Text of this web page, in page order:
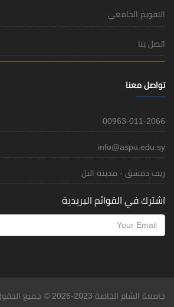
التقويم الجامعي
اتصل بنا
تواصل معنا
00963-011-2066
info@aspu.edu.sy
ريف دمشق - مدينة التل
اشترك في القوائم البريدية
جامعة الشام الخاصة 2023-2026 © جميع الحقوق محفوظة